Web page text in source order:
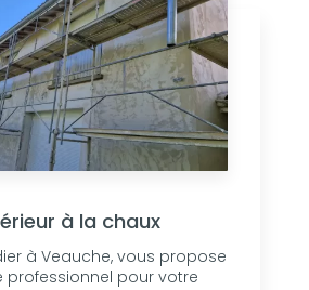
à la chaux
à Veauche, vous propose
professionnel pour votre